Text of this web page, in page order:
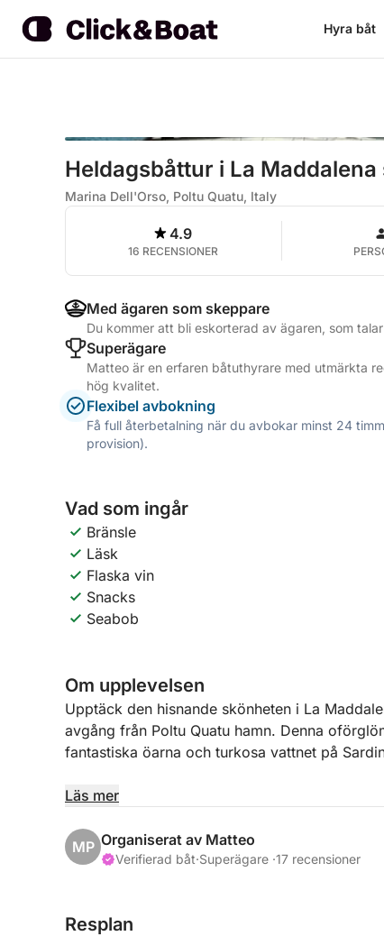
Hyra båt
Heldagsbåttur i La Maddalena
Marina Dell'Orso, Poltu Quatu, Italy
4.9
16 RECENSIONER
Med ägaren som skeppare
Du kommer att bli eskorterad av ägaren, som
Superägare
Matteo är en erfaren båtuthyrare med utmärkta
hög kvalitet.
Flexibel avbokning
Få full återbetalning när du avbokar minst 24
provision).
Vad som ingår
Bränsle
Läsk
Flaska vin
Snacks
Seabob
Om upplevelsen
Upptäck den hisnande skönheten i La
avgång från Poltu Quatu hamn. Denna
fantastiska öarna och turkosa vattnet på
Under dagen kommer du att utforska de
badstopp där du kan dyka ner i det
beundra det spektakulära landskapet i denna
otroliga färgerna i den omgivande lagunen.
Läs mer
MP Organiserat av Matteo
Verifierad båt·Superägare ·17 recensioner
Resplan